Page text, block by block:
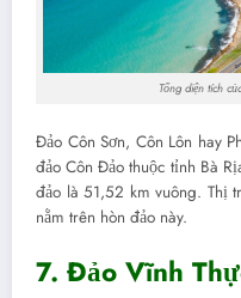
Tổng diện tích
Đảo Côn Sơn, Côn Lôn hay
đảo Côn Đảo thuộc tỉnh Bà
đảo là 51,52 km vuông. Thị
nằm trên hòn đảo này.
7. Đảo Vĩnh